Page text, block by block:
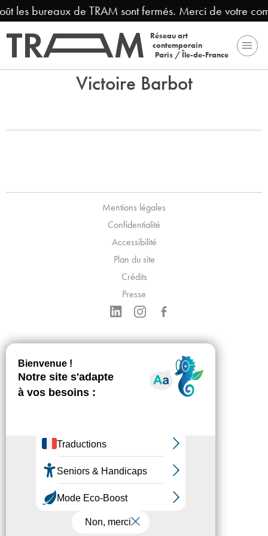
les bureaux de TRAM sont fermés. Merci de votre
Réseau art
contemporain
Paris / Île-de-France
Victoire Barbot
Mentions légales
Confidentialité
Accessibilité
Plan du site
Crédits
Presse